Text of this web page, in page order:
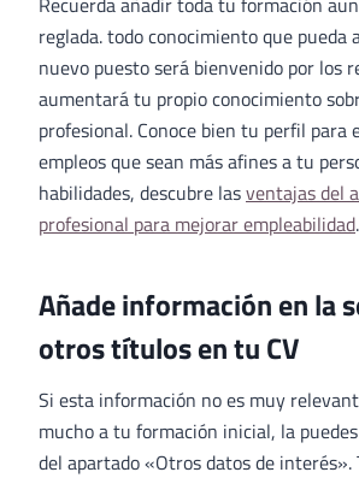
reglada. todo conocimiento que pueda
nuevo puesto será bienvenido por los
aumentará tu propio conocimiento
profesional. Conoce bien tu perfil para
empleos que sean más afines a tu
habilidades, descubre lasventajas del
profesional para mejorar empleabilidad.
Añade información en la
otros títulos en tu CV
Si esta información no es muy
mucho a tu formación inicial, la
del apartado «Otros datos de interés».